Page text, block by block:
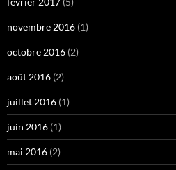
novembre 2016 (1)
octobre 2016 (2)
août 2016 (2)
juillet 2016 (1)
juin 2016 (1)
mai 2016 (2)